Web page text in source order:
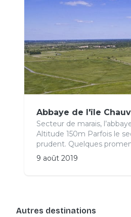
Abbaye de l'île
Secteur de marais,
Altitude 150m Parfois le
prudent. Quelques
9 août 2019
Autres destinations